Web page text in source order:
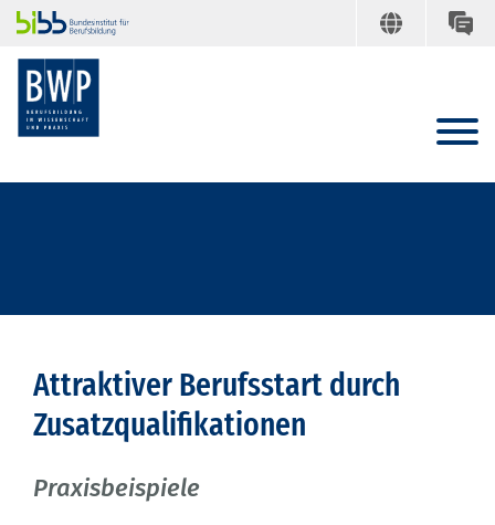
Attraktiver Berufsstart durch
Zusatzqualifikationen
Praxisbeispiele